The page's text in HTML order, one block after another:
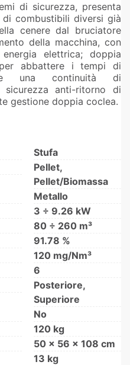
di sicurezza, presenta
combustibili diversi già
cenere dal bruciatore
della macchina, con
elettrica; doppia
abbattere i tempi di
una continuità di
sicurezza anti-ritorno di
gestione doppia coclea.
Stufa
Pellet,
Pellet/Biomassa
Metallo
3 ÷ 9.26 kW
80 ÷ 260 m³
91.78 %
120 mg/Nm³
6
Posteriore,
Superiore
No
120 kg
50 x 56 x 108 cm
13 kg